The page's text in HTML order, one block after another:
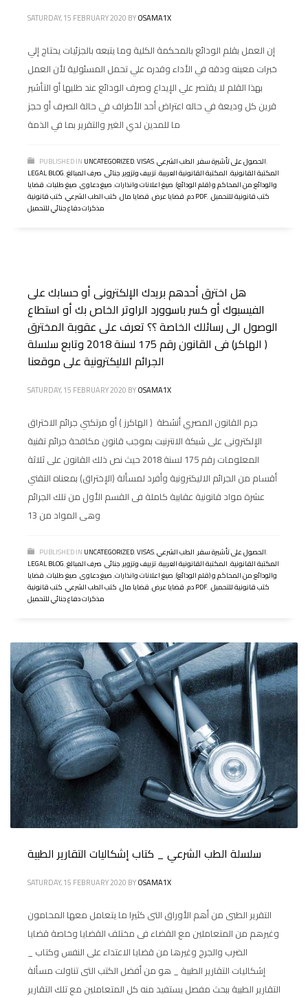
SATURDAY, 15 FEBRUARY 2020 BYOSAMA1X
إن العمل بقلم الودائع بالمحكمة الكلية وما يتبعه بالجزئيات يحتاج إلي
خبرات معينه ودقه في الأداء وقدره علي تحمل المسئولية لأن العمل
بهذا القلم لا يقتصر علي الإيداع وصرف الودائع عند طلبها أو التأشير
قرين كل وديعة في حاله اعتراض أحد الأطراف في حالة الصرف أو حجز
ما للمدين لدي الغير والتقرير بما في الذمة
PUBLISHED IN UNCATEGORIZED,VISAS, الحصول على تأشيرة سفر,الطب الشرعي
,
LEGAL BLOG, المكتبة القانونية,المكتبة القانونية العربية,تزييف وتزوير,جنائى,صرف المبالغ
والودائع من المحاكم و (قلم الودائع),صيغ اعلانات وانذارات,صيغ دعاوى,صيغ طلبات,قضايا
دم,قضايا عرض,قضايا مال,كتب الطب الشرعي, كتب قانونية PDF, كتب قانونية للتحميل,
مذكرات دفاع جنائي للتحميل
هل اخترق أحدهم بريدك الإلكترونى أو حسابك على
الفيسبوك أو كسر باسوورد الراوتر الخاص بك أو استطاع
الوصول الى رسائلك الخاصة ؟؟ تعرف على عقوبة المخترق
( الهاكر) فى القانون رقم 175 لسنة 2018 وتابع سلسلة
الجرائم الاليكترونية على موقعنا
SATURDAY, 15 FEBRUARY 2020 BYOSAMA1X
جرم القانون المصري أنشطة ( الهاكرز ) أو مرتكبي جرائم الاختراق
الإلكترونى على شبكة الانترنيت بموجب قانون مكافحة جرائم تقنية
المعلومات رقم 175 لسنة 2018 حيث نص ذلك القانون على ثلاثة
أقسام من الجرائم الاليكترونية وأفرد لمسألة (الإختراق) بمعناه التقني
عشرة مواد قانونية عقابية كاملة فى القسم الأول من تلك الجرائم
وهى المواد من 13
PUBLISHED IN UNCATEGORIZED,VISAS, الحصول على تأشيرة سفر,الطب الشرعي
,
LEGAL BLOG, المكتبة القانونية,المكتبة القانونية العربية,تزييف وتزوير,جنائى,صرف المبالغ
والودائع من المحاكم و (قلم الودائع),صيغ اعلانات وانذارات,صيغ دعاوى,صيغ طلبات,قضايا
دم,قضايا عرض,قضايا مال,كتب الطب الشرعي, كتب قانونية PDF, كتب قانونية للتحميل,
مذكرات دفاع جنائي للتحميل
سلسلة الطب الشرعي _ كتاب إشكاليات التقارير الطبية
SATURDAY, 15 FEBRUARY 2020 BYOSAMA1X
التقرير الطبى من أهم الأوراق التى كثيرا ما يتعامل معها المحامون
وغيرهم من المتعاملين مع القضاء فى مختلف القضايا وخاصة قضايا
الضرب والجرح وغيرها من قضايا الاعتداء على النفس وكتاب _
إشكاليات التقارير الطبية _ هو من أفضل الكتب التى تناولت مسألة
التقارير الطبية ببحث مفصل يستفيد منه كل المتعاملين مع تلك التقارير